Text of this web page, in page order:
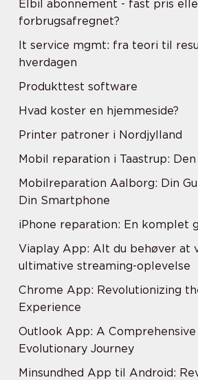
Elbil abonnement - fast pris
forbrugsafregnet?
It service mgmt: fra teori til
hverdagen
Produkttest software
Hvad koster en hjemmeside?
Printer patroner i Nordjylland
Mobil reparation i Taastrup:
Mobilreparation Aalborg: Din
Din Smartphone
iPhone reparation: En komplet
Viaplay App: Alt du behøver at
ultimative streaming-oplevelse
Chrome App: Revolutionizing
Experience
Outlook App: A Comprehensive
Evolutionary Journey
Minsundhed App til Android: